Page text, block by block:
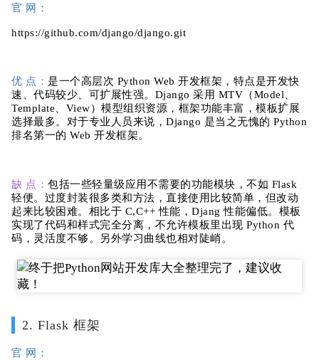
官 网：
https://github.com/django/django.git
优 点： 是一个高层次 Python Web 开发框架，特点是开发快
速、代码较少、可扩展性强。Django 采用 MTV（Model、
Template、View）模型组织资源，框架功能丰富，模板扩展
选择最多。对于专业人员来说，Django 是当之无愧的 Python
排名第一的 Web 开发框架。
缺 点： 包括一些轻量级应用不需要的功能模块，不如 Flask
轻便。过度封装很多类和方法，直接使用比较简单，但改动
起来比较困难。相比于 C,C++ 性能，Djang 性能偏低。模板
实现了代码和样式完全分离，不允许模板里出现 Python 代
码，灵活度不够。另外学习曲线也相对陡峭。
2. Flask 框架
官 网：